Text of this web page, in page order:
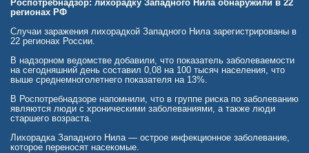
Роспотребнадзор: лихорадку Западного Нила обнаружили в 22
регионах РФ
Случаи заражения лихорадкой Западного Нила зарегистрированы в
22 регионах России.
В надзорном ведомстве добавили, что показатель заболеваемости
на сегодняшний день составил 0,08 на 100 тысяч населения, что
выше среднемноголетнего показателя на 13%.
В Роспотребнадзоре напомнили, что в группе риска по заболеванию
являются люди с хроническими заболеваниями, а также люди
старшего возраста.
Лихорадка Западного Нила — острое инфекционное заболевание,
которое переносят насекомые.